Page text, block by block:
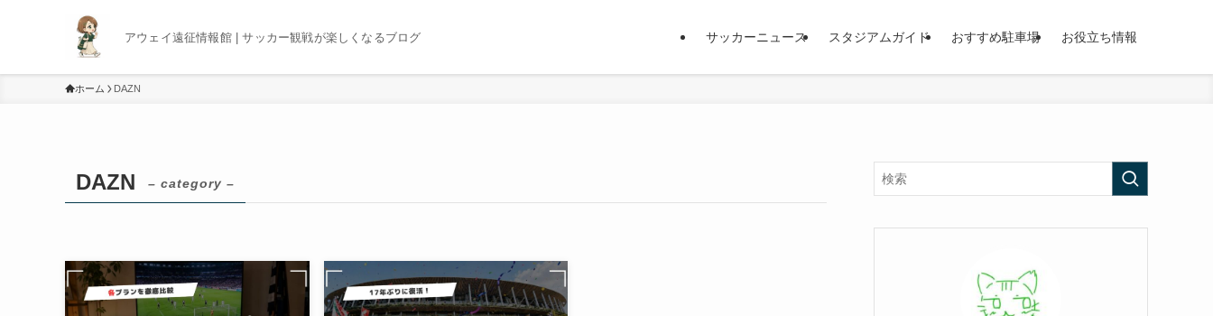
アウェイ遠征情報館 | サッカー観戦が楽しくなるブログ サッカーニュース スタジアムガイド おすすめ駐車場 お役立ち情報
ホーム DAZN
DAZN – category –